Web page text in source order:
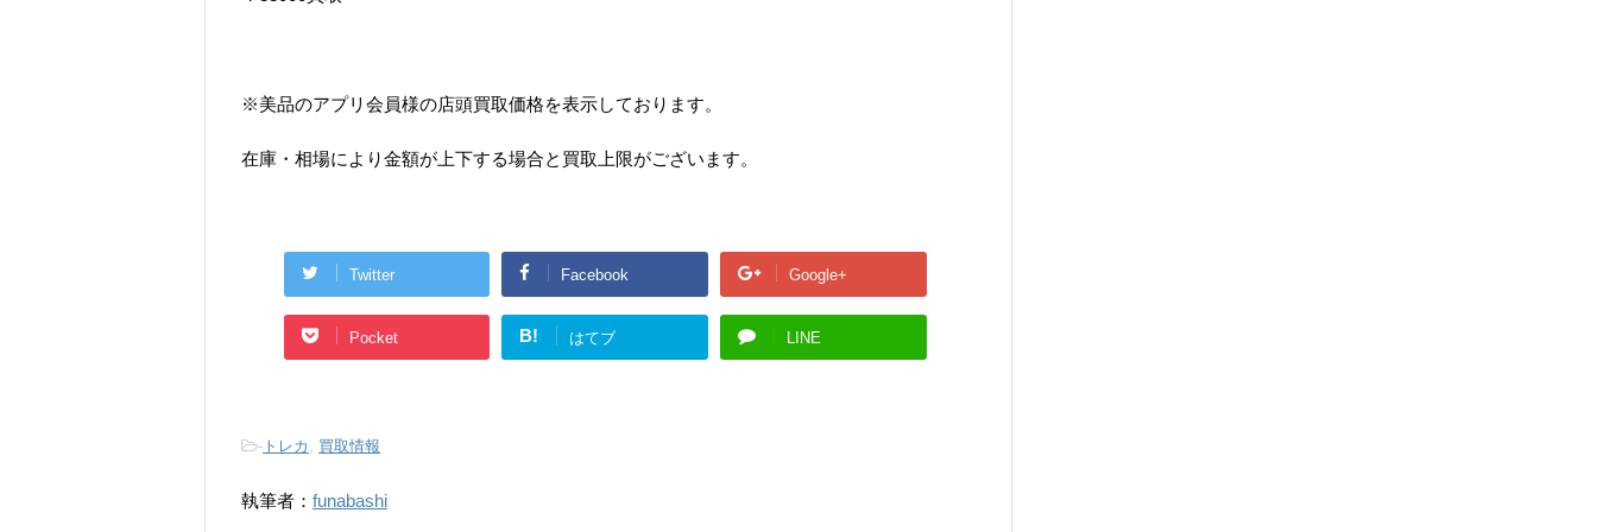
※美品のアプリ会員様の店頭買取価格を表示しております。
在庫・相場により金額が上下する場合と買取上限がございます。
Twitter Facebook Google+
Pocket B! はてブ LINE
- トレカ , 買取情報
執筆者： funabashi